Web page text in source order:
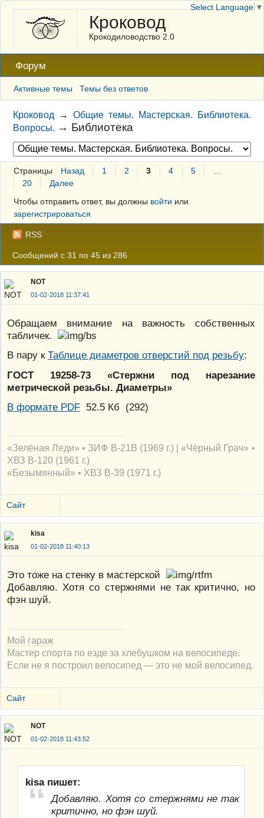
Кроковод
Крокодиловодство 2.0
Форум
Активные темы Темы без ответов
Кроковод →Общие темы. Мастерская. Библиотека.
Вопросы. → Библиотека
Страницы Назад 1 2 3 4 5
20
Далее
Чтобы отправить ответ, вы должны войти или
зарегистрироваться
RSS
Сообщений с 31 по 45 из 286
NOT
01-02-2018 11:37:41
Обращаем внимание на важность собственных
табличек.
В пару к Таблице диаметров отверстий под резьбу:
ГОСТ 19258-73 «Стержни под нарезание
метрической резьбы. Диаметры»
В формате PDF 52.5 Кб (292)
«Зелёная Леди» • ЗИФ В-21В (1969 г.) | «Чёрный Грач» •
ХВЗ В-120 (1961 г.)
«Безымянный» • ХВЗ В-39 (1971 г.)
Сайт
kisa
01-02-2018 11:40:13
Это тоже на стенку в мастерской
Добавляю. Хотя со стержнями не так критично, но
фэн шуй.
Мой гараж
Мастер спорта по езде за хлебушком на велосипеде.
Если не я построил велосипед — это не мой велосипед.
Сайт
NOT
01-02-2018 11:43:52
kisa пишет:
Добавляю. Хотя со стержнями не так
критично, но фэн шуй.
Select Language ▼